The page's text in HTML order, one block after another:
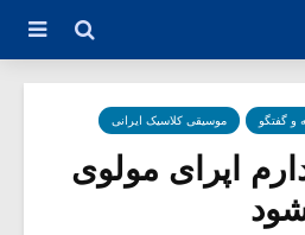
و گفتگو موسیقی کلاسیک ایرانی
اپرای مولوی